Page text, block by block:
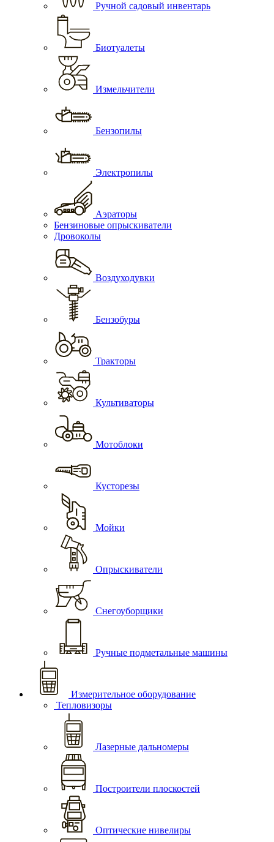
Ручной садовый инвентарь
Биотуалеты
Измельчители
Бензопилы
Электропилы
Аэраторы
Бензиновые опрыскиватели
Дровоколы
Воздуходувки
Бензобуры
Тракторы
Культиваторы
Мотоблоки
Кусторезы
Мойки
Опрыскиватели
Снегоуборщики
Ручные подметальные машины
Измерительное оборудование
Тепловизоры
Лазерные дальномеры
Построители плоскостей
Оптические нивелиры